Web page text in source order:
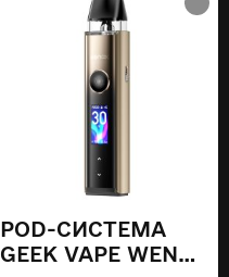
POD-СИСТЕМА
GEEK VAPE WENAX